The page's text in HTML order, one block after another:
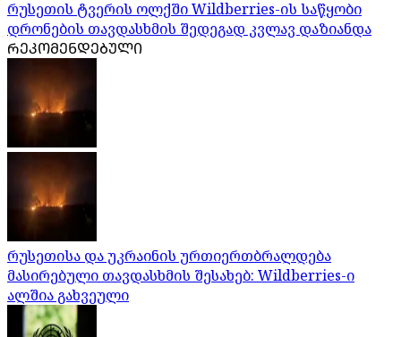
რუსეთის ტვერის ოლქში Wildberries-ის საწყობი
დრონების თავდასხმის შედეგად კვლავ დაზიანდა
ᲠᲔᲙᲝᲛᲔᲜᲓᲔᲑᲣᲚᲘ
რუსეთისა და უკრაინის ურთიერთბრალდება
მასირებული თავდასხმის შესახებ: Wildberries-ი
ალშია გახვეული